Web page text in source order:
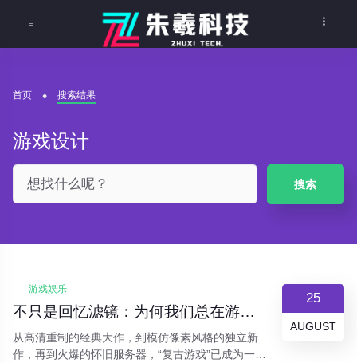
首页 搜索结果
游戏设计
搜索
25
AUGUST
游戏娱乐
不只是回忆滤镜：为何我们总在游戏里“重温旧梦”？
从高清重制的经典大作，到模仿像素风格的独立新
作，再到火爆的怀旧服务器，“复古游戏”已成为一股